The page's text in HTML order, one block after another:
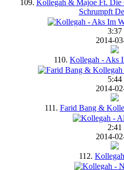
109. Kollegah & Majoe Ft. Die
Schrumpft
3:37
2014-
110. Kollegah - Aks
5:44
2014-
111. Farid Bang &
2:41
2014-
112.